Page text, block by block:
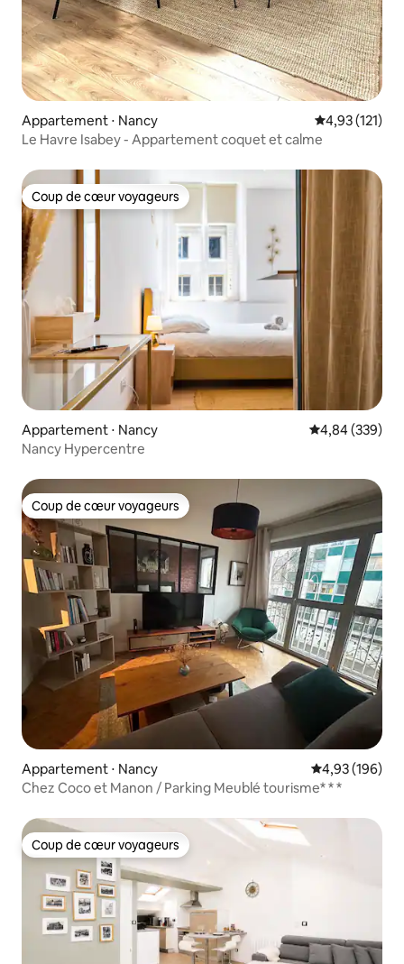
Appartement ⋅ Nancy Évaluation
4,93 (121)
Le Havre Isabey - Appartement coquet et calme
Coup de cœur voyageurs
Coup de cœur voyageurs
Appartement ⋅ Nancy Évaluation
4,84 (339)
Nancy Hypercentre
Coup de cœur voyageurs
Coup de cœur voyageurs
Appartement ⋅ Nancy Évaluation
4,93 (196)
Chez Coco et Manon / Parking Meublé tourisme* * *
Coup de cœur voyageurs
Coup de cœur voyageurs